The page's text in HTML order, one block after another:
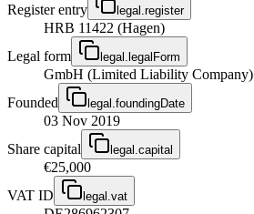
Register entry legal.register
HRB 11422 (Hagen)
Legal form
legal.legalForm
GmbH (Limited Liability Company)
Founded
legal.foundingDate
03 Nov 2019
Share capital
legal.capital
€25,000
VAT ID
legal.vat